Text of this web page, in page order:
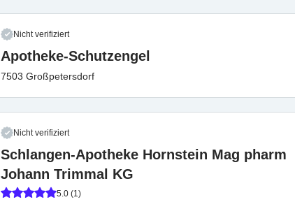
Nicht verifiziert
Apotheke-Schutzengel
7503 Großpetersdorf
Nicht verifiziert
Schlangen-Apotheke Hornstein Mag pharm
Johann Trimmal KG
5.0 (1)